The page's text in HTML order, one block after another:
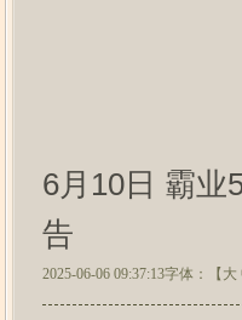
6月10日 霸业
告
2025-06-06 09:37:13字体：【 大